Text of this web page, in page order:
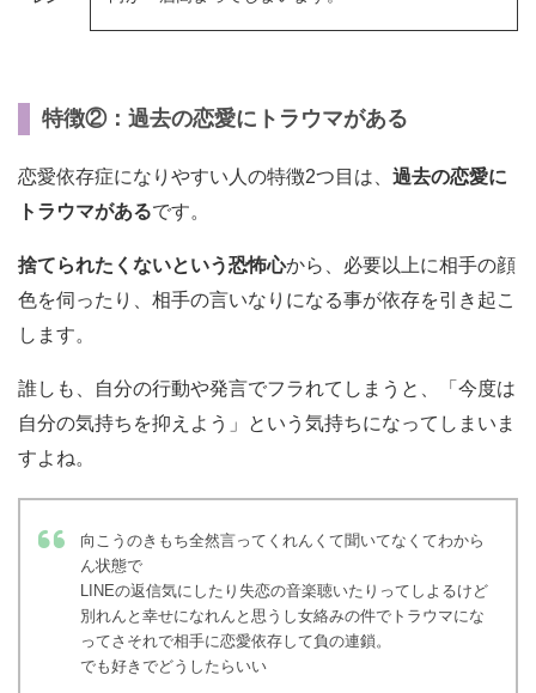
特徴②：過去の恋愛にトラウマがある
恋愛依存症になりやすい人の特徴2つ目は、 過去の恋愛に
トラウマがあるです。
捨てられたくないという恐怖心から、必要以上に相手の顔
色を伺ったり、相手の言いなりになる事が依存を引き起こ
します。
誰しも、自分の行動や発言でフラれてしまうと、「今度は
自分の気持ちを抑えよう」という気持ちになってしまいま
すよね。
向こうのきもち全然言ってくれんくて聞いてなくてわから
ん状態で
LINEの返信気にしたり失恋の音楽聴いたりってしよるけど
別れんと幸せになれんと思うし女絡みの件でトラウマにな
ってさそれで相手に恋愛依存して負の連鎖。
でも好きでどうしたらいい